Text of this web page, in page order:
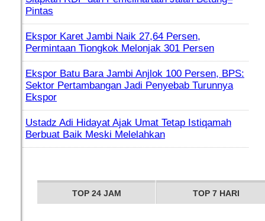
Pintas
Ekspor Karet Jambi Naik 27,64 Persen,
Permintaan Tiongkok Melonjak 301 Persen
Ekspor Batu Bara Jambi Anjlok 100 Persen, BPS:
Sektor Pertambangan Jadi Penyebab Turunnya
Ekspor
Ustadz Adi Hidayat Ajak Umat Tetap Istiqamah
Berbuat Baik Meski Melelahkan
TOP 24 JAM TOP 7 HARI